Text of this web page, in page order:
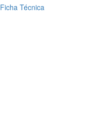
Ficha Técnica